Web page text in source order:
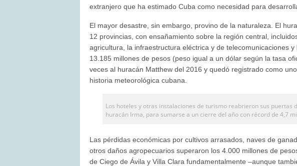
extranjero que ha estimado Cuba como necesidad para
El mayor desastre, sin embargo, provino de la naturaleza. El
12 provincias, con ensañamiento sobre la región central,
agricultura, la infraestructura eléctrica y de telecomunicaciones
13.185 millones de pesos (peso igual a un dólar según la tasa
veces al huracán Matthew del 2016 y quedó registrado como
historia meteorológica cubana.
Los hoteles y otras instalaciones de turismo reabrieron sus puertas
huracán Irma, para sumarse a un cierre del año con récord de 4,7
Las pérdidas económicas por cultivos arrasados, naves de
otros daños agropecuarios superaron los 4.000 millones de
de Ciego de Ávila y Villa Clara fundamentalmente –aunque